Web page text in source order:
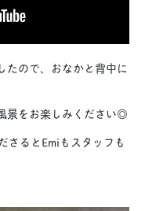
たので、おなかと背中に
景をお楽しみください◎
さるとEmiもスタッフも